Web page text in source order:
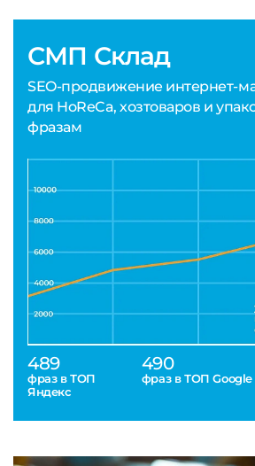
СМП Склад
SEO-продвижение интернет-
для HoReCa, хозтоваров и
фразам
489
фраз в ТОП
Яндекс
490
фраз в ТОП Google